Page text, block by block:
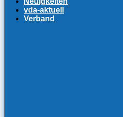
vda-aktuell
Verband